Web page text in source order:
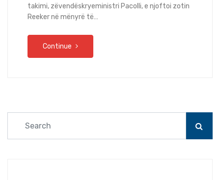
takimi, zëvendëskryeministri Pacolli, e njoftoi zotin
Reeker në mënyrë të…
Continue